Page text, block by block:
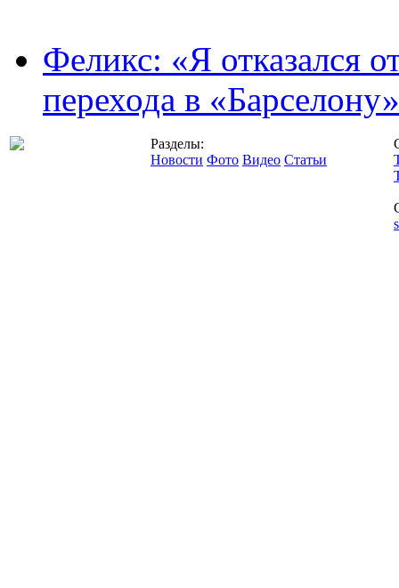
Феликс: «Я отказался
перехода в «Барселону»
Разделы:
Новости Фото Видео Статьи